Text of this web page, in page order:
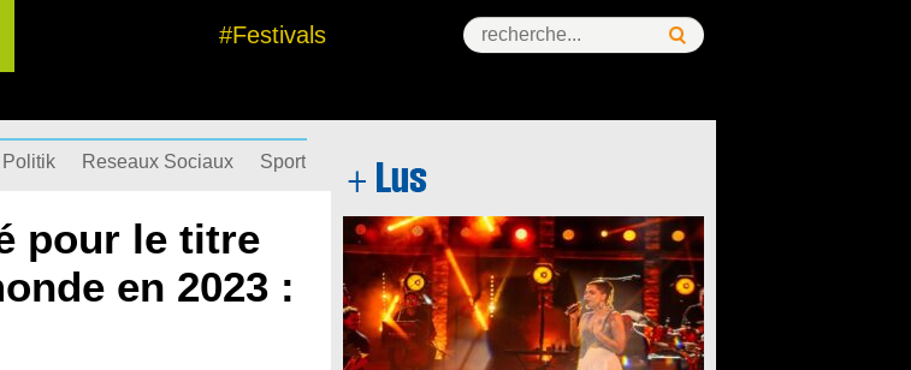
#Festivals
Politik Reseaux Sociaux Sport Success Story
pour le titre
en 2023 :